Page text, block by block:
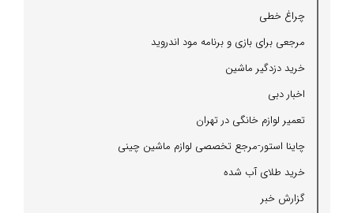
چراغ خطی
مرجعی برای بازی و برنامه مود اندروید
خرید دزدگیر ماشین
اخبار دبی
تعمیر لوازم خانگی در تهران
چاینا استور-مرجع تخصصی لوازم ماشین چینی
خرید طلای آب شده
گزارش خبر